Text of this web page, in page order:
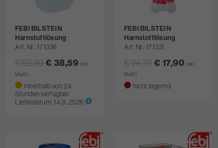
FEBI BILSTEIN
Harnstofflösung
Art. Nr. 171336
€ 52,30€ 38,59 inkl.
MwSt.
innerhalb von 24
Stunden verfügbar
Lieferdatum:14.8. 2026
FEBI BILSTEIN
Harnstofflösung
Art. Nr. 171331
€ 24,70€ 17,90 inkl.
MwSt.
nicht lagernd